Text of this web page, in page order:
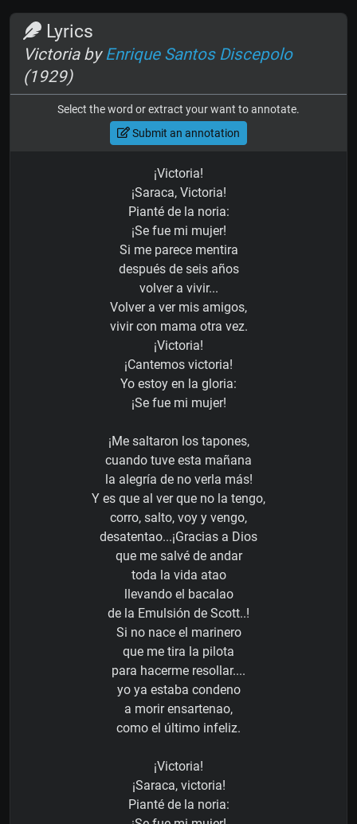
Lyrics
Victoria byEnrique Santos Discepolo
(1929)
Select the word or extract your want to annotate.
Submit an annotation
¡Victoria!
¡Saraca, Victoria!
Pianté de la noria:
¡Se fue mi mujer!
Si me parece mentira
después de seis años
volver a vivir...
Volver a ver mis amigos,
vivir con mama otra vez.
¡Victoria!
¡Cantemos victoria!
Yo estoy en la gloria:
¡Se fue mi mujer!
¡Me saltaron los tapones,
cuando tuve esta mañana
la alegría de no verla más!
Y es que al ver que no la tengo,
corro, salto, voy y vengo,
desatentao...¡Gracias a Dios
que me salvé de andar
toda la vida atao
llevando el bacalao
de la Emulsión de Scott..!
Si no nace el marinero
que me tira la pilota
para hacerme resollar....
yo ya estaba condeno
a morir ensartenao,
como el último infeliz.
¡Victoria!
¡Saraca, victoria!
Pianté de la noria: